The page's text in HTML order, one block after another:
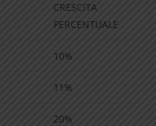
CRESCITA
PERCENTUALE
10%
11%
20%